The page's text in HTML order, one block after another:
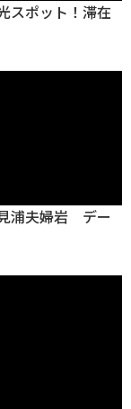
スポット！滞在
浦夫婦岩 デー